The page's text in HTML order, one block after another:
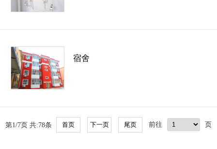
宿舍
第1/7页 共:78条 前往 页